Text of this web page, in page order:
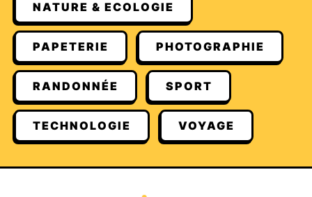
NATURE & ECOLOGIE
PAPETERIE PHOTOGRAPHIE
RANDONNÉE SPORT
TECHNOLOGIE VOYAGE